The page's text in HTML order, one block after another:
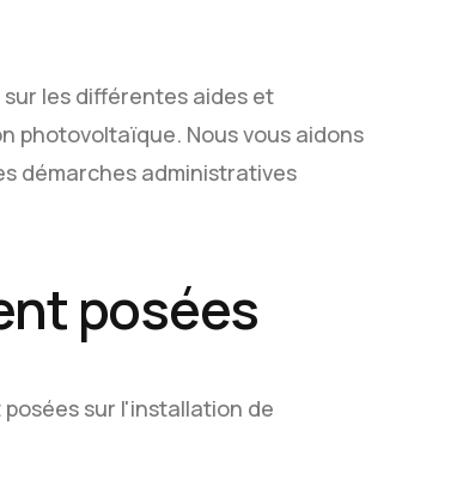
les différentes aides et
photovoltaïque. Nous vous aidons
démarches administratives
posées
sur l'installation de